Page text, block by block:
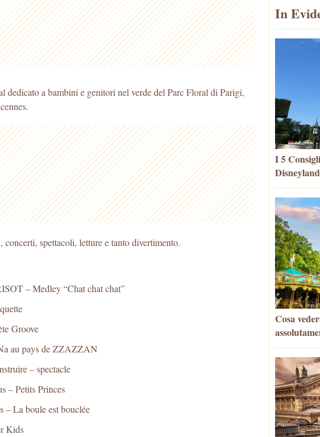
dedicato a bambini e genitori nel verde del Parc Floral di Parigi,
concerti, spettacoli, letture e tanto divertimento.
– Medley “Chat chat chat”
Groove
au pays de ZZAZZAN
– spectacle
– Petits Princes
– La boule est bouclée
Kids
In
I 5
Cosa